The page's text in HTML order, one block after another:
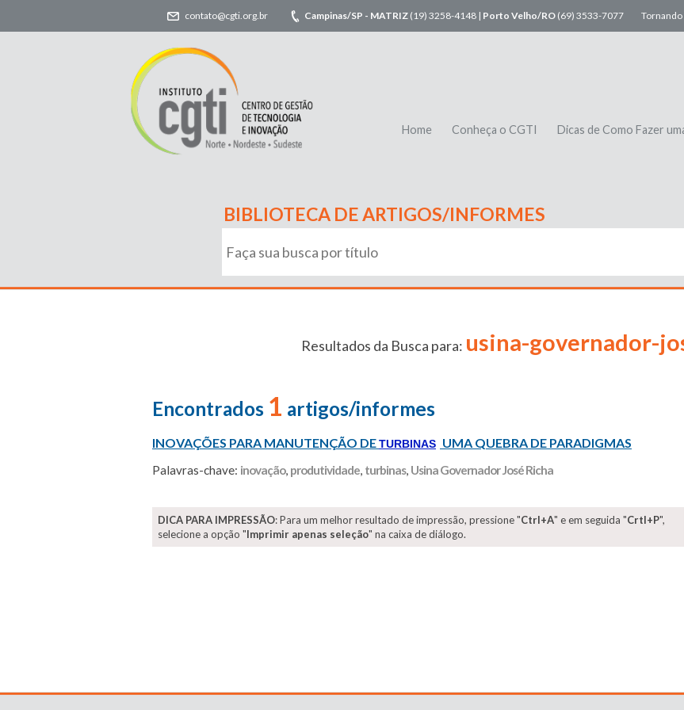
contato@cgti.org.br Campinas/SP - MATRIZ (19) 3258-4148 | Porto Velho/RO (69) 3533-7077
Home Conheça o CGTI Dicas de Como Fazer
BIBLIOTECA DE ARTIGOS/INFORMES
Resultados da Busca para: usina-governador-
Encontrados 1 artigos/informes
INOVAÇÕES PARA MANUTENÇÃO DETURBINAS UMA QUEBRA DE PARADIGMAS
Palavras-chave: inovação, produtividade, turbinas, Usina Governador José Richa
DICA PARA IMPRESSÃO: Para um melhor resultado de impressão, pressione "Ctrl+A" e em seguida "Crtl+P",
selecione a opção "Imprimir apenas seleção" na caixa de diálogo.